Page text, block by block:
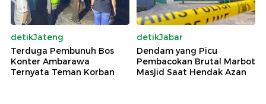
detikJateng
Terduga Pembunuh Bos
Konter Ambarawa
Ternyata Teman Korban
detikJabar
Dendam yang Picu
Pembacokan Brutal Marbot
Masjid Saat Hendak Azan